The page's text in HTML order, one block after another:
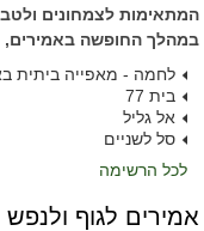
המתאימות לצמחונים
במהלך החופשה באמירים,
לחמה - מאפייה ביתית
בית 77
אל גליל
סל לשניים
לכל הרשימה
אמירים לגוף ולנפש